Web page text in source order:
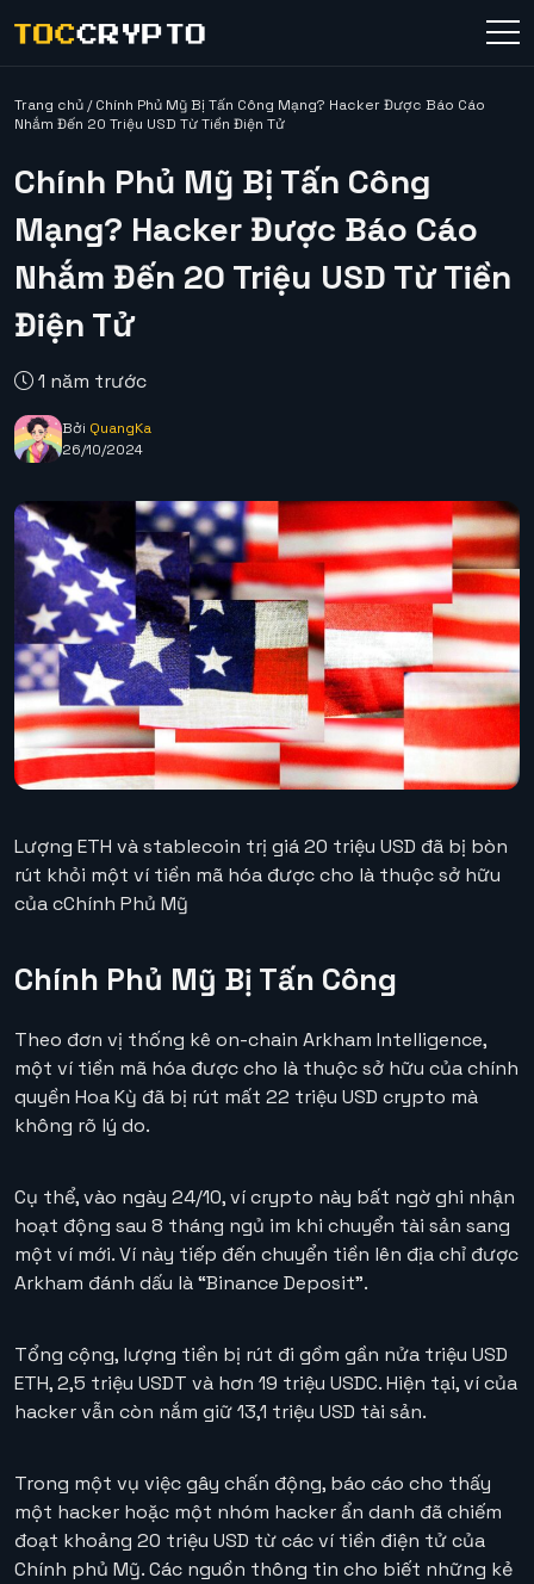
Trang chủ/Chính Phủ Mỹ Bị Tấn Công Mạng? Hacker Được Báo Cáo
Nhắm Đến 20 Triệu USD Từ Tiền Điện Tử
Chính Phủ Mỹ Bị Tấn Công
Mạng? Hacker Được Báo Cáo
Nhắm Đến 20 Triệu USD Từ Tiền
Điện Tử
1 năm trước
Bởi QuangKa
26/10/2024
Lượng ETH và stablecoin trị giá 20 triệu USD đã bị bòn
rút khỏi một ví tiền mã hóa được cho là thuộc sở hữu
của cChính Phủ Mỹ
Chính Phủ Mỹ Bị Tấn Công
Theo đơn vị thống kê on-chain Arkham Intelligence,
một ví tiền mã hóa được cho là thuộc sở hữu của chính
quyền Hoa Kỳ đã bị rút mất 22 triệu USD crypto mà
không rõ lý do.
Cụ thể, vào ngày 24/10, ví crypto này bất ngờ ghi nhận
hoạt động sau 8 tháng ngủ im khi chuyển tài sản sang
một ví mới. Ví này tiếp đến chuyển tiền lên địa chỉ được
Arkham đánh dấu là “Binance Deposit”.
Tổng cộng, lượng tiền bị rút đi gồm gần nửa triệu USD
ETH, 2,5 triệu USDT và hơn 19 triệu USDC. Hiện tại, ví của
hacker vẫn còn nắm giữ 13,1 triệu USD tài sản.
Trong một vụ việc gây chấn động, báo cáo cho thấy
một hacker hoặc một nhóm hacker ẩn danh đã chiếm
đoạt khoảng 20 triệu USD từ các ví tiền điện tử của
Chính phủ Mỹ. Các nguồn thông tin cho biết những kẻ